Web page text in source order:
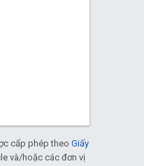
cấp phép theo Giấy
và/hoặc các đơn vị